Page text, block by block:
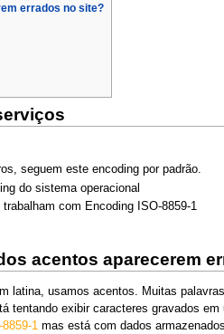
errados no site?
seguem este encoding por padrão.
do sistema operacional
com Encoding ISO-8859-1
acentos aparecerem
latina, usamos acentos. Muitas
tentando exibir caracteres gravados
1 mas está com dados